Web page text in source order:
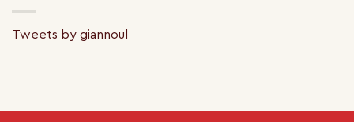
Tweets by giannoul